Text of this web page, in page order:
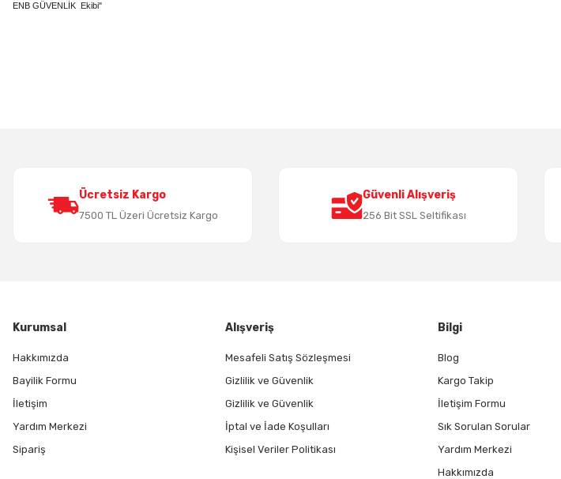
ENB GÜVENLİK Ekibi"
Bu ürüne benzer farklı alternatifler olmalı.
Ücretsiz Kargo
7500 TL Üzeri Ücretsiz Kargo
Güvenli Alışveriş
256 Bit SSL Seltifikası
Kurumsal
Hakkımızda
Bayilik Formu
İletişim
Yardım Merkezi
Sipariş
Alışveriş
Mesafeli Satış Sözleşmesi
Gizlilik ve Güvenlik
Gizlilik ve Güvenlik
İptal ve İade Koşulları
Kişisel Veriler Politikası
Bilgi
Blog
Kargo Takip
İletişim Formu
Sık Sorulan Sorular
Yardım Merkezi
Hakkımızda